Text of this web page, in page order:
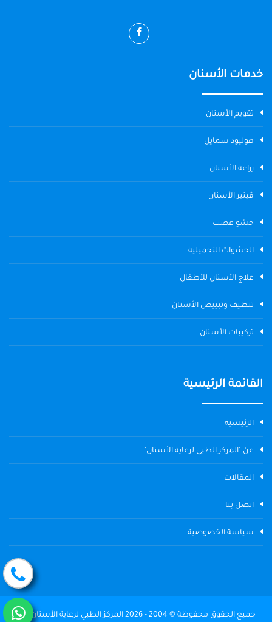
خدمات الأسنان
تقويم الأسنان
هوليود سمايل
زراعة الأسنان
ڤينير الأسنان
حشو عصب
الحشوات التجميلية
علاج الأسنان للأطفال
تنظيف وتبييض الأسنان
تركيبات الأسنان
القائمة الرئيسية
الرئيسية
عن "المركز الطبي لرعاية الأسنان"
المقالات
اتصل بنا
سياسة الخصوصية
جميع الحقوق محفوظة © 2004 - 2026 المركز الطبي لرعاية الأسنان The